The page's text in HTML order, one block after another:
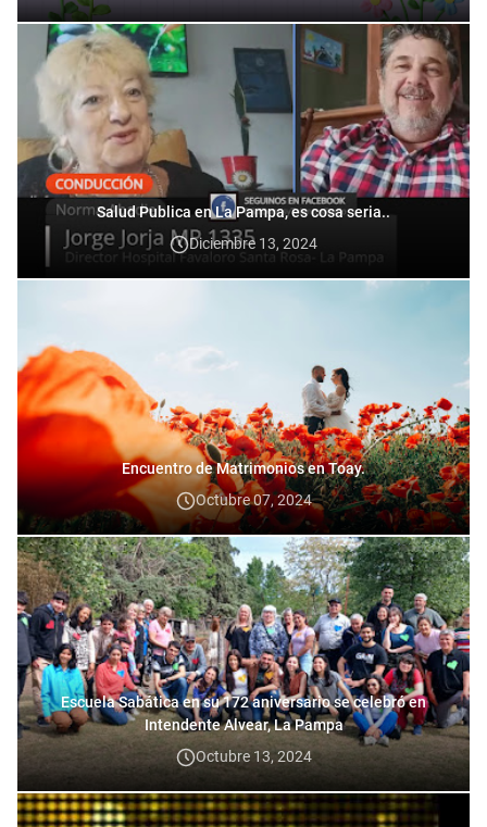
Salud Publica en La Pampa, es cosa seria..
Diciembre 13, 2024
Encuentro de Matrimonios en Toay.
Octubre 07, 2024
Escuela Sabática en su 172 aniversario se celebró en
Intendente Alvear, La Pampa
Octubre 13, 2024